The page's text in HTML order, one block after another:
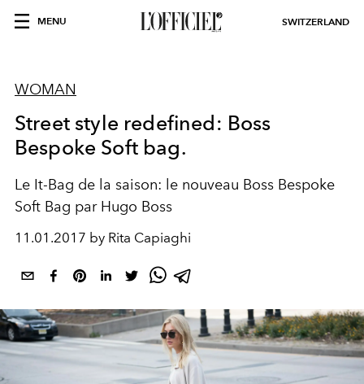
MENU SWITZERLAND
WOMAN
Street style redefined: Boss
Bespoke Soft bag.
Le It-Bag de la saison: le nouveau Boss Bespoke
Soft Bag par Hugo Boss
11.01.2017 by Rita Capiaghi